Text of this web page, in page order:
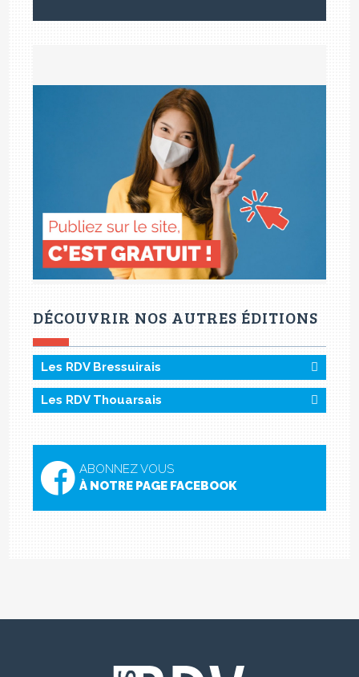
DÉCOUVRIR NOS AUTRES ÉDITIONS
Les RDV Bressuirais
Les RDV Thouarsais
ABONNEZ VOUS
À NOTRE PAGE FACEBOOK